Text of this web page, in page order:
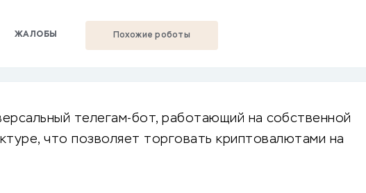
ЖАЛОБЫ Похожие роботы
телегам-бот, работающий на собственной
что позволяет торговать криптовалютами на